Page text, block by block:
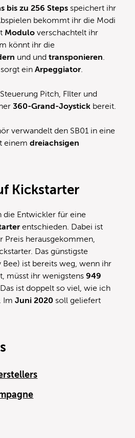
bis zu 256 Steps speichert ihr
bekommt ihr die Modi
Modulo verschachtelt ihr
könnt ihr die
und und transponieren.
ein Arpeggiator.
Pitch, FIlter und
360-Grand-Joystick bereit.
verwandelt den SB01 in eine
einem dreiachsigen
Kickstarter
die Entwickler für eine
entschieden. Dabei ist
Preis herausgekommen,
Das günstigste
Bee) ist bereits weg, wenn ihr
müsst ihr wenigstens 949
ist doppelt so viel, wie ich
Im Juni 2020 soll geliefert